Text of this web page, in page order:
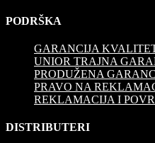
PODRŠKA
GARANCIJA
UNIOR TRAJNA
PRODUŽENA
PRAVO NA
REKLAMACIJA I
DISTRIBUTERI